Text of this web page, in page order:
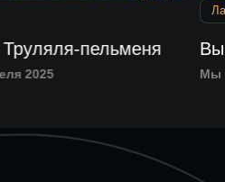
пельменя
2025 Мы